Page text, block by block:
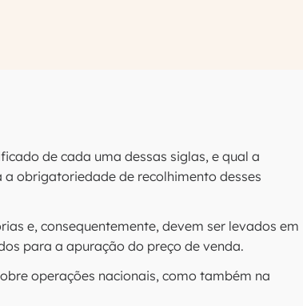
de cada uma dessas siglas, e qual a
obrigatoriedade de recolhimento desses
e, consequentemente, devem ser levados em
para a apuração do preço de venda.
operações nacionais, como também na